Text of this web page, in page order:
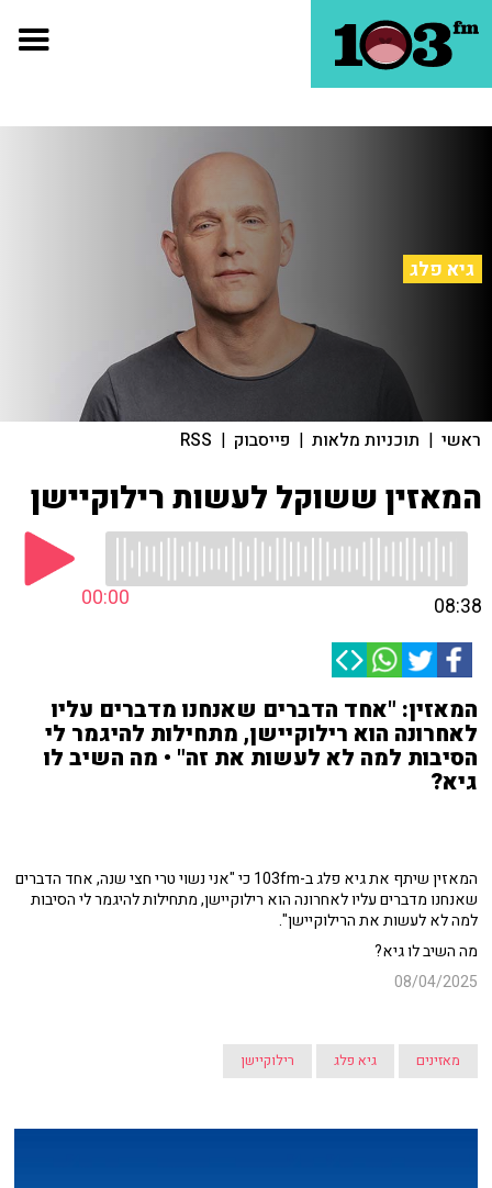
גיא פלג
ראשי | תוכניות מלאות | פייסבוק |
RSS
המאזין ששוקל לעשות רילוקיישן
00:00 08:38
המאזין: "אחד הדברים שאנחנו מדברים עליו
לאחרונה הוא רילוקיישן, מתחילות להיגמר לי
הסיבות למה לא לעשות את זה" • מה השיב לו
גיא?
המאזין שיתף את גיא פלג ב-103fm כי "אני נשוי טרי חצי שנה, אחד הדברים
שאנחנו מדברים עליו לאחרונה הוא רילוקיישן, מתחילות להיגמר לי הסיבות
למה לא לעשות את הרילוקיישן".
מה השיב לו גיא?
08/04/2025
מאזינים גיא פלג רילוקיישן